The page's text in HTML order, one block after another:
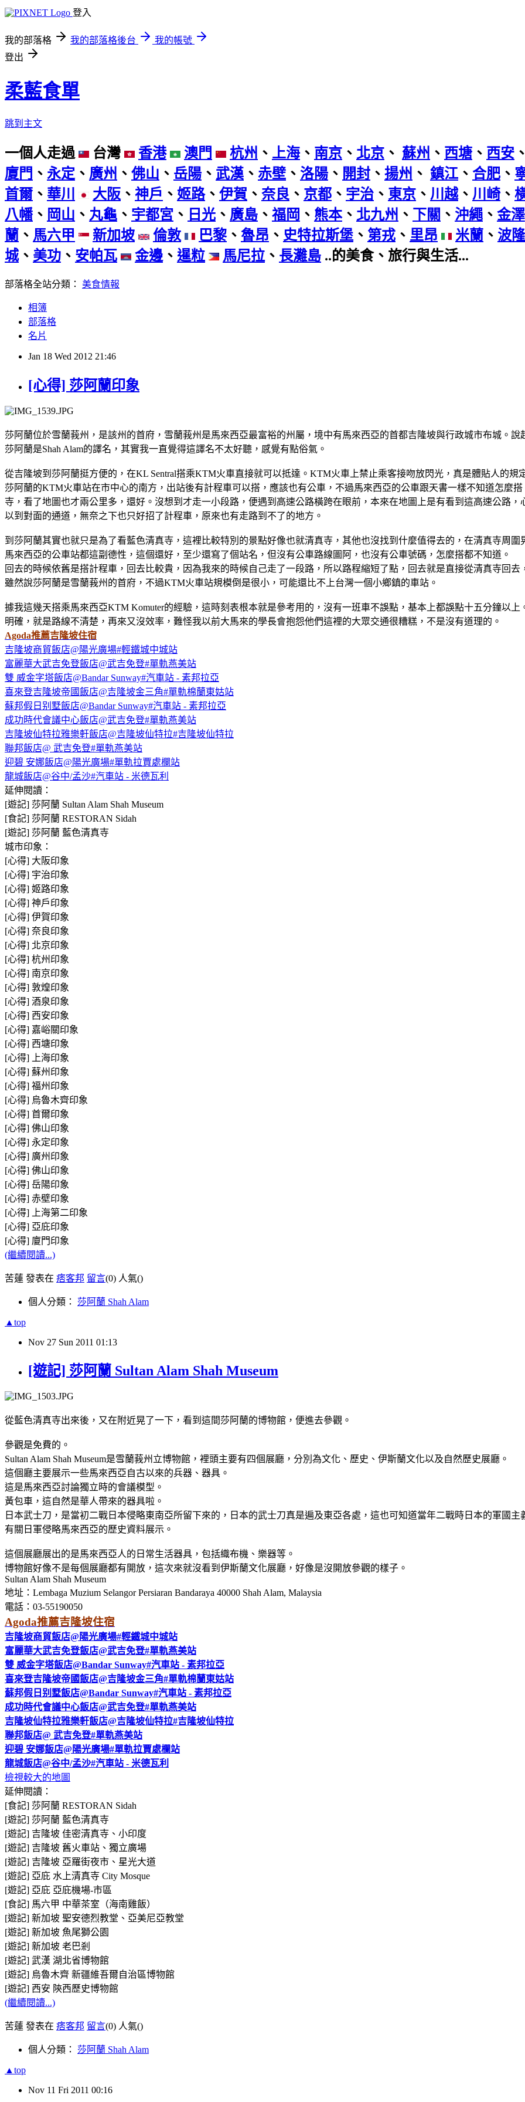
登入
我的部落格 我的部落格後台
我的帳號
登出
柔藍食單
跳到主文
一個人走過 台灣 香港 澳門 杭州 、 上海、 南京 、 北京 、 蘇州 、 西塘 、 西安 、
廈門 、 永定 、 廣州 、 佛山 、 岳陽 、 武漢 、 赤壁 、 洛陽 、 開封 、 揚州 、 鎮江 、 合肥 、
首爾、 華川 大阪 、 神戶 、 姬路、 伊賀 、 奈良 、 京都 、 宇治 、 東京 、 川越 、 川崎 、
八幡 、 岡山 、 丸龜 、 宇都宮 、 日光 、 廣島 、 福岡 、 熊本、 北九州 、 下關 、 沖繩 、 金澤
蘭 、 馬六甲 新加坡 倫敦 巴黎、 魯昂 、 史特拉斯堡 、 第戎 、 里昂 米蘭 、 波
城、 美功 、 安帕瓦 金邊 、 暹粒 馬尼拉 、 長灘島 ..的美食、旅行與生活...
部落格全站分類： 美食情報
相簿
部落格
名片
Jan 18 Wed 2012 21:46
[心得] 莎阿蘭印象
莎阿蘭位於雪蘭莪州，是該州的首府，雪蘭莪州是馬來西亞最富裕的州屬，境中有馬來西亞的首都吉隆坡與行政城市布城。
莎阿蘭是Shah Alam的譯名，其實我一直覺得這譯名不太好聽，感覺有點俗氣。
從吉隆坡到莎阿蘭挺方便的，在KL Sentral搭乘KTM火車直接就可以抵達。KTM火車上禁止乘客接吻放閃光，真是體貼人的規
莎阿蘭的KTM火車站在市中心的南方，出站後有計程車可以搭，應該也有公車，不過馬來西亞的公車跟天書一樣不知道怎麼
寺，看了地圖也才兩公里多，還好。沒想到才走一小段路，便遇到高速公路橫跨在眼前，本來在地圖上是有看到這高速公路
以到對面的通道，無奈之下也只好招了計程車，原來也有走路到不了的地方。
到莎阿蘭其實也就只是為了看藍色清真寺，這裡比較特別的景點好像也就清真寺，其他也沒找到什麼值得去的，在清真寺周圍
馬來西亞的公車站都這副德性，這個還好，至少還寫了個站名，但沒有公車路線圖阿，也沒有公車號碼，怎麼搭都不知道。
回去的時候依舊是搭計程車，回去比較貴，因為我來的時候自己走了一段路，所以路程縮短了點，回去就是直接從清真寺回去
雖然說莎阿蘭是雪蘭莪州的首府，不過KTM火車站規模倒是很小，可能還比不上台灣一個小鄉鎮的車站。
據我這幾天搭乘馬來西亞KTM Komuter的經驗，這時刻表根本就是參考用的，沒有一班車不誤點，基本上都誤點十五分鐘以
明確，就是路線不清楚，再來又沒效率，難怪我以前大馬來的學長會抱怨他們這裡的大眾交通很糟糕，不是沒有道理的。
Agoda推薦吉隆坡住宿
吉隆坡商貿飯店@陽光廣場#輕鐵城中城站
富麗華大武吉免登飯店@武吉免登#單軌燕美站
雙 威金字塔飯店@Bandar Sunway#汽車站 - 素邦拉亞
喜來登吉隆坡帝國飯店@吉隆坡金三角#單軌棉蘭東姑站
蘇邦假日别墅飯店@Bandar Sunway#汽車站 - 素邦拉亞
成功時代會議中心飯店@武吉免登#單軌燕美站
吉隆坡仙特拉雅樂軒飯店@吉隆坡仙特拉#吉隆坡仙特拉
聯邦飯店@ 武吉免登#單軌燕美站
迎碧 安娜飯店@陽光廣場#單軌拉賈處欄站
龍城飯店@谷中/孟沙#汽車站 - 米德瓦利
延伸閱讀：
[遊記] 莎阿蘭 Sultan Alam Shah Museum
[食記] 莎阿蘭 RESTORAN Sidah
[遊記] 莎阿蘭 藍色清真寺
城市印象：
[心得] 大阪印象
[心得] 宇治印象
[心得] 姬路印象
[心得] 神戶印象
[心得] 伊賀印象
[心得] 奈良印象
[心得] 北京印象
[心得] 杭州印象
[心得] 南京印象
[心得] 敦煌印象
[心得] 酒泉印象
[心得] 西安印象
[心得] 嘉峪關印象
[心得] 西塘印象
[心得] 上海印象
[心得] 蘇州印象
[心得] 福州印象
[心得] 烏魯木齊印象
[心得] 首爾印象
[心得] 佛山印象
[心得] 永定印象
[心得] 廣州印象
[心得] 佛山印象
[心得] 岳陽印象
[心得] 赤壁印象
[心得] 上海第二印象
[心得] 亞庇印象
[心得] 廈門印象
(繼續閱讀...)
苦蓮 發表在 痞客邦 留言(0) 人氣()
個人分類： 莎阿蘭 Shah Alam
▲top
Nov 27 Sun 2011 01:13
[遊記] 莎阿蘭 Sultan Alam Shah Museum
從藍色清真寺出來後，又在附近晃了一下，看到這間莎阿蘭的博物館，便進去參觀。
參觀是免費的。
Sultan Alam Shah Museum是雪蘭莪州立博物館，裡頭主要有四個展廳，分別為文化、歷史、伊斯蘭文化以及自然歷史展廳。
這個廳主要展示一些馬來西亞自古以來的兵器、器具。
這是馬來西亞討論獨立時的會議模型。
黃包車，這自然是華人帶來的器具啦。
日本武士刀，是當初二戰日本侵略東南亞所留下來的，日本的武士刀真是遍及東亞各處，這也可知道當年二戰時日本的軍國主
有關日軍侵略馬來西亞的歷史資料展示。
這個展廳展出的是馬來西亞人的日常生活器具，包括織布機、樂器等。
博物館好像不是每個展廳都有開放，這次來就沒看到伊斯蘭文化展廳，好像是沒開放參觀的樣子。
Sultan Alam Shah Museum
地址：Lembaga Muzium Selangor Persiaran Bandaraya 40000 Shah Alam, Malaysia
電話：03-55190050
Agoda推薦吉隆坡住宿
吉隆坡商貿飯店@陽光廣場#輕鐵城中城站
富麗華大武吉免登飯店@武吉免登#單軌燕美站
雙 威金字塔飯店@Bandar Sunway#汽車站 - 素邦拉亞
喜來登吉隆坡帝國飯店@吉隆坡金三角#單軌棉蘭東姑站
蘇邦假日别墅飯店@Bandar Sunway#汽車站 - 素邦拉亞
成功時代會議中心飯店@武吉免登#單軌燕美站
吉隆坡仙特拉雅樂軒飯店@吉隆坡仙特拉#吉隆坡仙特拉
聯邦飯店@ 武吉免登#單軌燕美站
迎碧 安娜飯店@陽光廣場#單軌拉賈處欄站
龍城飯店@谷中/孟沙#汽車站 - 米德瓦利
檢視較大的地圖
延伸閱讀：
[食記] 莎阿蘭 RESTORAN Sidah
[遊記] 莎阿蘭 藍色清真寺
[遊記] 吉隆坡 佳密清真寺、小印度
[遊記] 吉隆坡 舊火車站、獨立廣場
[遊記] 吉隆坡 亞羅街夜市、星光大道
[遊記] 亞庇 水上清真寺 City Mosque
[遊記] 亞庇 亞庇機場-市區
[食記] 馬六甲 中華茶室（海南雞飯）
[遊記] 新加坡 聖安德烈教堂、亞美尼亞教堂
[遊記] 新加坡 魚尾獅公園
[遊記] 新加坡 老巴剎
[遊記] 武漢 湖北省博物館
[遊記] 烏魯木齊 新疆維吾爾自治區博物館
[遊記] 西安 陝西歷史博物館
(繼續閱讀...)
苦蓮 發表在 痞客邦 留言(0) 人氣()
個人分類： 莎阿蘭 Shah Alam
▲top
Nov 11 Fri 2011 00:16